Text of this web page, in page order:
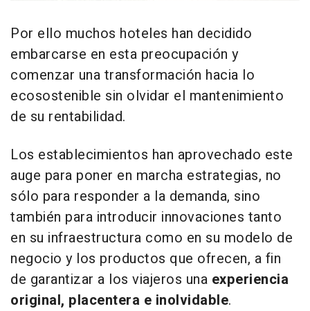
Por ello muchos hoteles han decidido
embarcarse en esta preocupación y
comenzar una transformación hacia lo
ecosostenible sin olvidar el mantenimiento
de su rentabilidad.
Los establecimientos han aprovechado este
auge para poner en marcha estrategias, no
sólo para responder a la demanda, sino
también para introducir innovaciones tanto
en su infraestructura como en su modelo de
negocio y los productos que ofrecen, a fin
de garantizar a los viajeros una experiencia
original, placentera e inolvidable.